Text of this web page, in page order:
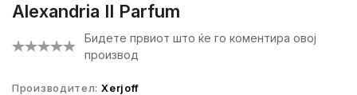
Alexandria II Parfum
Бидете првиот што ќе го коментира овој
производ
Производител: Xerjoff